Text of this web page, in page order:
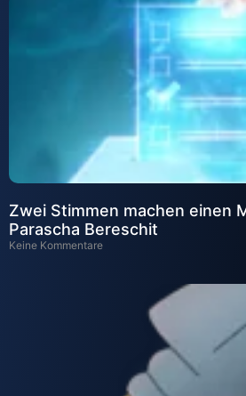
Zwei Stimmen machen einen
Parascha Bereschit
Keine Kommentare